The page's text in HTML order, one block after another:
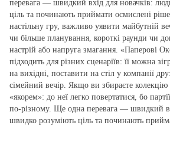
перевага — швидкий вхід для новачків:
ціль та починають приймати осмислені
настільну гру, важливо уявити майбутній
чи більше планування, короткі раунди чи
настрій або напруга змагання. «Паперові
підходить для різних сценаріїв: її можна
на вихідні, поставити на стіл у компанії
сімейний вечір. Якщо ви збираєте колекцію
«якорем»: до неї легко повертатися, бо
по‑різному. Ще одна перевага — швидкий
швидко розуміють ціль та починають